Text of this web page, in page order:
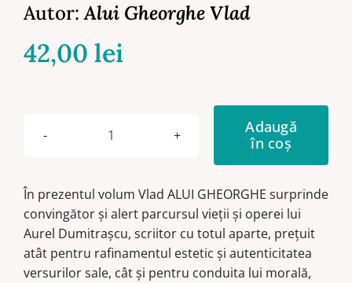
Autor:Alui Gheorghe Vlad
42,00 lei
Cantitate
Studiu
monografic
Adaugă
în coș
În prezentul volum Vlad ALUI GHEORGHE surprinde
convingător și alert parcursul vieții și operei lui
Aurel Dumitrașcu, scriitor cu totul aparte, prețuit
atât pentru rafinamentul estetic și autenticitatea
versurilor sale, cât și pentru conduita lui morală,